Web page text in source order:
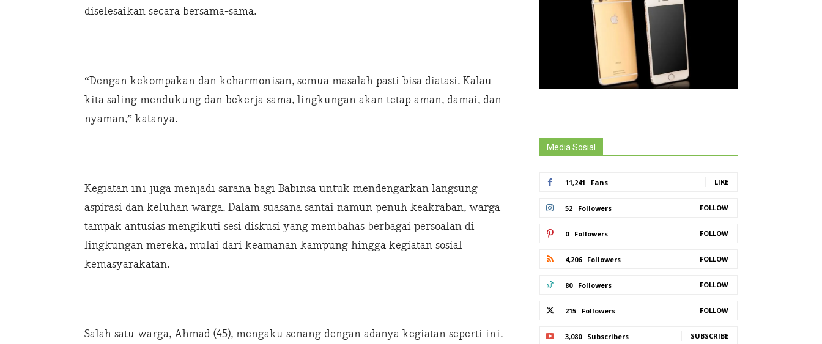
diselesaikan secara bersama-sama.
“Dengan kekompakan dan keharmonisan, semua masalah pasti bisa diatasi. Kalau
kita saling mendukung dan bekerja sama, lingkungan akan tetap aman, damai, dan
nyaman,” katanya.
Kegiatan ini juga menjadi sarana bagi Babinsa untuk mendengarkan langsung
aspirasi dan keluhan warga. Dalam suasana santai namun penuh keakraban, warga
tampak antusias mengikuti sesi diskusi yang membahas berbagai persoalan di
lingkungan mereka, mulai dari keamanan kampung hingga kegiatan sosial
kemasyarakatan.
Salah satu warga, Ahmad (45), mengaku senang dengan adanya kegiatan seperti ini.
Media Sosial
11,241 Fans LIKE
52 Followers FOLLOW
0 Followers FOLLOW
4,206 Followers FOLLOW
80 Followers FOLLOW
215 Followers FOLLOW
3,080 Subscribers SUBSCRIBE